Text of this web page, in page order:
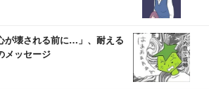
が壊される前に…」、耐える
メッセージ